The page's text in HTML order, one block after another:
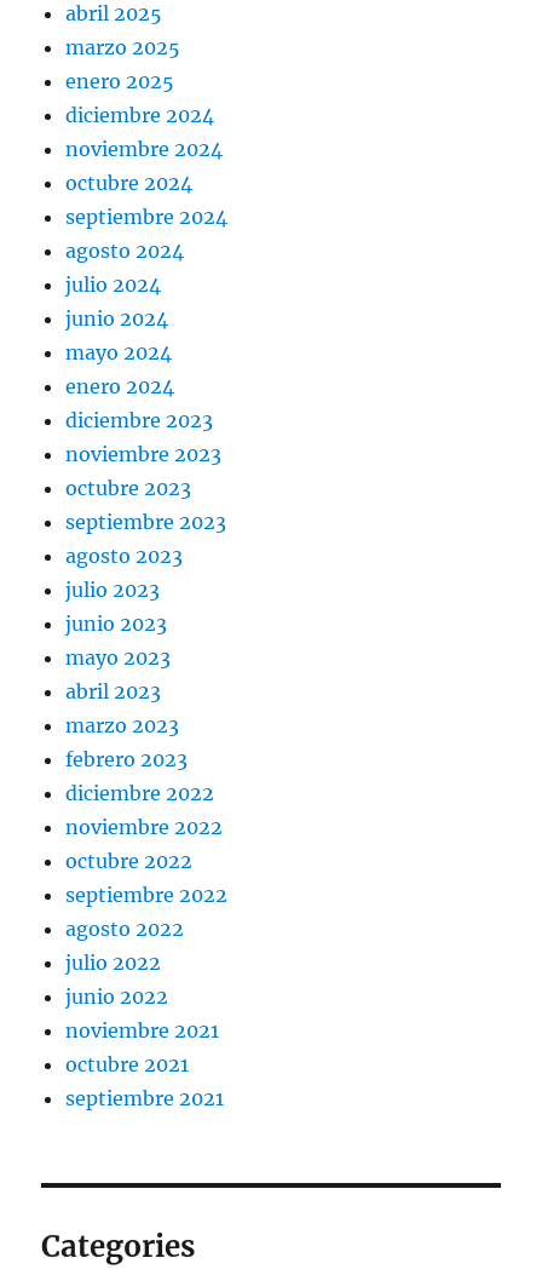
abril 2025
marzo 2025
enero 2025
diciembre 2024
noviembre 2024
octubre 2024
septiembre 2024
agosto 2024
julio 2024
junio 2024
mayo 2024
enero 2024
diciembre 2023
noviembre 2023
octubre 2023
septiembre 2023
agosto 2023
julio 2023
junio 2023
mayo 2023
abril 2023
marzo 2023
febrero 2023
diciembre 2022
noviembre 2022
octubre 2022
septiembre 2022
agosto 2022
julio 2022
junio 2022
noviembre 2021
octubre 2021
septiembre 2021
Categories